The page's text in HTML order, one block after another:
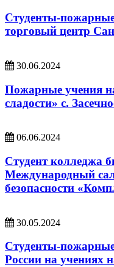
Студенты-
торговый центр
30.06.2024
Пожарные учения
сладости» с.
06.06.2024
Студент колледжа
Международный
безопасности
30.05.2024
Студенты-
России на